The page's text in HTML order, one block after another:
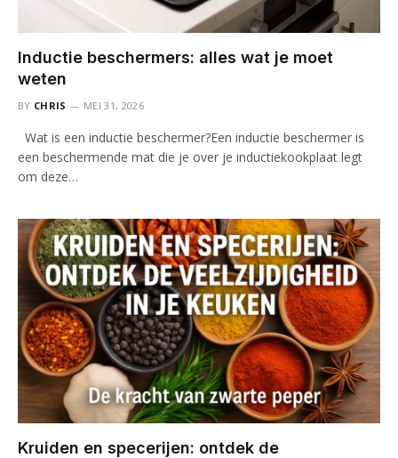
Inductie beschermers: alles wat je moet
weten
BY CHRIS MEI 31, 2026
Wat is een inductie beschermer?Een inductie beschermer is
een beschermende mat die je over je inductiekookplaat legt
om deze…
Kruiden en specerijen: ontdek de